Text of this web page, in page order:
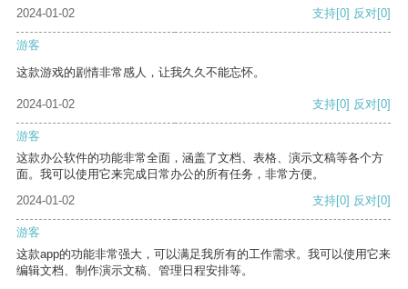
2024-01-02
支持[0] 反对[0]
游客
这款游戏的剧情非常感人，让我久久不能忘怀。
2024-01-02 支持[0] 反对[0]
游客
这款办公软件的功能非常全面，涵盖了文档、表格、演示文稿等各个方
面。我可以使用它来完成日常办公的所有任务，非常方便。
2024-01-02
支持[0] 反对[0]
游客
这款app的功能非常强大，可以满足我所有的工作需求。我可以使用它来
编辑文档、制作演示文稿、管理日程安排等。